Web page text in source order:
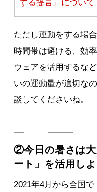
する提言』について
ただし運動をする場
時間帯は避ける、効
ウェアを活用するな
いの運動量が適切な
談してくださいね。
②今日の暑さは大
ート」を活用しよ
2021年4月から全国で